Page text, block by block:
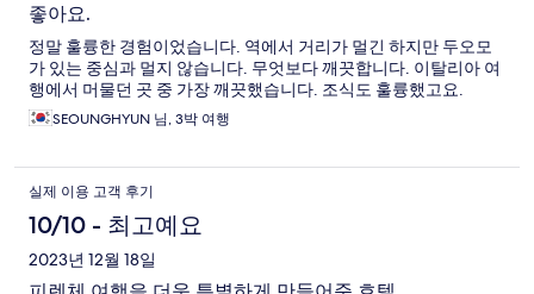
좋아요.
정말 훌륭한 경험이었습니다. 역에서 거리가 멀긴 하지만 두오모
가 있는 중심과 멀지 않습니다. 무엇보다 깨끗합니다. 이탈리아 여
행에서 머물던 곳 중 가장 깨끗했습니다. 조식도 훌륭했고요.
SEOUNGHYUN 님, 3박 여행
실제 이용 고객 후기
10/10 - 최고예요
2023년 12월 18일